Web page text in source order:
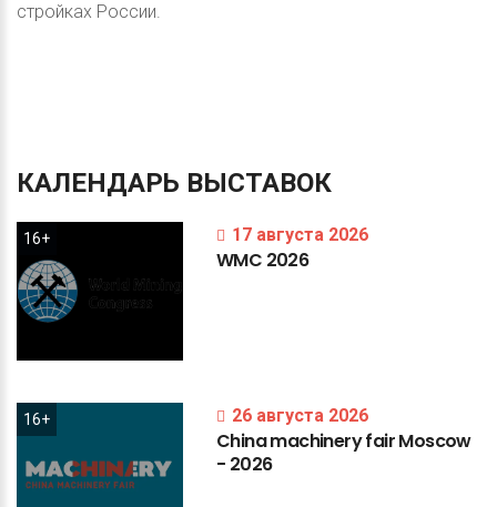
стройках России.
КАЛЕНДАРЬ ВЫСТАВОК
16+ 17 августа 2026
WMC 2026
16+ 26 августа 2026
ChinamachineryfairMoscow
- 2026